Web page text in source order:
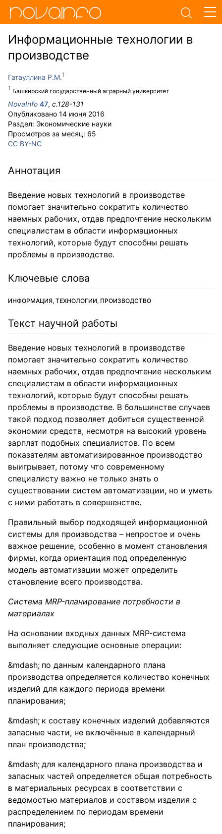
Информационные технологии в
производстве
Гатауллина Р.М.
Башкирский государственный аграрный университет
NovaInfo 47, с.128-131
Опубликовано 14 июня 2016
Раздел: Экономические науки
Просмотров за месяц: 65
CC BY-NC
Аннотация
Введение новых технологий в производстве
помогает значительно сократить количество
наемных рабочих, отдав предпочтение нескольким
специалистам в области информационных
технологий, которые будут способны решать
проблемы в производстве.
Ключевые слова
ИНФОРМАЦИЯ, ТЕХНОЛОГИИ, ПРОИЗВОДСТВО
Текст научной работы
Введение новых технологий в производстве
помогает значительно сократить количество
наемных рабочих, отдав предпочтение нескольким
специалистам в области информационных
технологий, которые будут способны решать
проблемы в производстве. В большинстве случаев
такой подход позволяет добиться существенной
экономии средств, несмотря на высокий уровень
зарплат подобных специалистов. По всем
показателям автоматизированное производство
выигрывает, потому что современному
специалисту важно не только знать о
существовании систем автоматизации, но и уметь
с ними работать в совершенстве.
Правильный выбор подходящей информационной
системы для производства – непростое и очень
важное решение, особенно в момент становления
фирмы, когда ориентация под определенную
модель автоматизации может определить
становление всего производства.
Система MRP-планирование потребности в
материалах
На основании входных данных MRP-система
выполняет следующие основные операции:
по данным календарного плана
производства определяется количество конечных
изделий для каждого периода времени
планирования;
к составу конечных изделий добавляются
запасные части, не включённые в календарный
план производства;
для календарного плана производства и
запасных частей определяется общая потребность
в материальных ресурсах в соответствии с
ведомостью материалов и составом изделия с
распределением по периодам времени
планирования;